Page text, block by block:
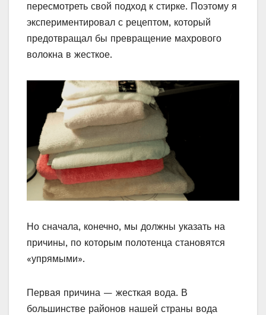
пересмотреть свой подход к стирке. Поэтому я
экспериментировал с рецептом, который
предотвращал бы превращение махрового
волокна в жесткое.
Но сначала, конечно, мы должны указать на
причины, по которым полотенца становятся
«упрямыми».
Первая причина — жесткая вода. В
большинстве районов нашей страны вода